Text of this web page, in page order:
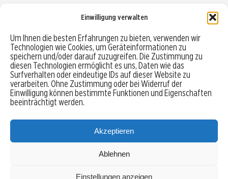
Einwilligung verwalten
Um Ihnen die besten Erfahrungen zu bieten, verwenden wir
Technologien wie Cookies, um Geräteinformationen zu
speichern und/oder darauf zuzugreifen. Die Zustimmung zu
diesen Technologien ermöglicht es uns, Daten wie das
Surfverhalten oder eindeutige IDs auf dieser Website zu
verarbeiten. Ohne Zustimmung oder bei Widerruf der
Einwilligung können bestimmte Funktionen und Eigenschaften
beeinträchtigt werden.
Akzeptieren
Ablehnen
Einstellungen anzeigen
Robo-Advisor vergleichen
Depotvergleich
Festgeld vergleichen
Tagesgeld vergleichen